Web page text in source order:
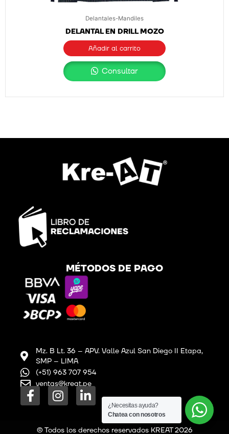
Delantales-Mandiles
DELANTAL EN DRILL MOZO
Añadir al carrito
Consultar
MÉTODOS DE PAGO
Mz. B Lt. 36 – APV. Valle Azul San Diego II Etapa,
SMP – LIMA
(+51) 963 707 954
ventas@kreat.pe
F
a
I
n
L
i
© Todos los derechos reservados KREAT 2026
¿Necesitas ayuda?
Chatea con nosotros